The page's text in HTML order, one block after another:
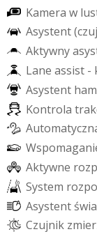
Kamera w lus
Asystent(czuj
Aktywnyasys
Lane assist -
Asystent ham
Kontrola trak
Automatyczn
Wspomagani
Aktywne rozp
System rozpo
Asystent świa
Czujnik zmier